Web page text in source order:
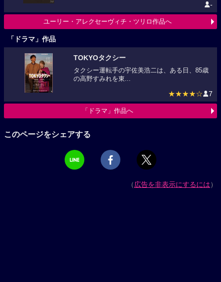
-
ユーリー・アレクセーヴィチ・ツリロ作品へ
「ドラマ」作品
TOKYOタクシー
タクシー運転手の宇佐美浩二は、ある日、85歳
の高野すみれを東...
★★★★☆ 7
「ドラマ」作品へ
このページをシェアする
（広告を非表示にするには）